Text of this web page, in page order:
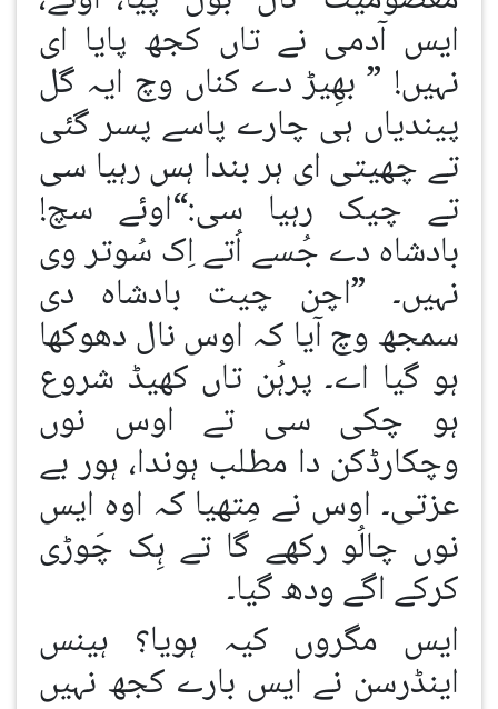
ایس آدمی نے تاں کجھ پایا ای
نہیں! ” بھِیڑ دے کناں وچ ایہ گل
پیندیاں ہی چارے پاسے پسر گئی
تے چھیتی ای ہر بندا ہس رہیا سی
تے چیک رہیا سی:“اوئے سچ!
بادشاہ دے جُسے اُتے اِک سُوتر وی
نہیں۔ ”اچن چیت بادشاہ دی
سمجھ وچ آیا کہ اوس نال دھوکھا
ہو گیا اے۔ پرہُن تاں کھیڈ شروع
ہو چکی سی تے اوس نوں
وچکارڈکن دا مطلب ہوندا، ہور بے
عزتی۔ اوس نے مِتھیا کہ اوہ ایس
نوں چالُو رکھے گا تے ہِک چَوڑی
کرکے اگے ودھ گیا۔
ایس مگروں کیہ ہویا؟ ہینس
اینڈرسن نے ایس بارے کجھ نہیں